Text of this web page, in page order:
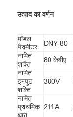
उत्पाद का वर्णन
मॉडल
पैरामीटर
DNY-80
नामित
शक्ति
80 केवीए
नामित
इनपुट
शक्ति
380V
नामित
प्राथमिक
धारा
211A